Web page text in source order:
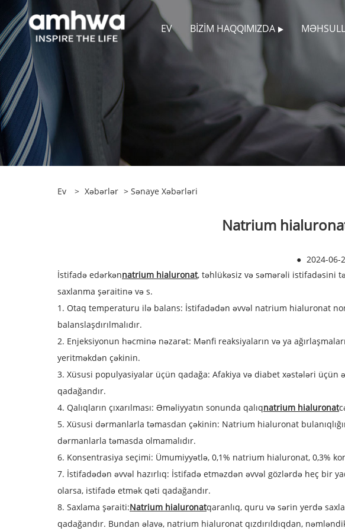
EV BIZIM HAQQIMIZDA
Ev > Xəbərlər > Sənaye Xəbərləri
Natrium
● 2024-06-
İstifadə edərkənnatrium hialuronat, təhlükəsiz və səmərəli istifadəsini
saxlanma şəraitinə və s.
1. Otaq temperaturu ilə balans: İstifadədən əvvəl natrium hialuronat
balanslaşdırılmalıdır.
2. Enjeksiyonun həcminə nəzarət: Mənfi reaksiyaların və ya
yeritməkdən çəkinin.
3. Xüsusi populyasiyalar üçün qadağa: Afakiya və diabet xəstələri
qadağandır.
4. Qalıqların çıxarılması: Əməliyyatın sonunda qalıqnatrium hialuronat
5. Xüsusi dərmanlarla təmasdan çəkinin: Natrium hialuronat
dərmanlarla təmasda olmamalıdır.
6. Konsentrasiya seçimi: Ümumiyyətlə, 0,1% natrium hialuronat, 0,3%
7. İstifadədən əvvəl hazırlıq: İstifadə etməzdən əvvəl gözlərdə heç bir
olarsa, istifadə etmək qəti qadağandır.
8. Saxlama şəraiti:Natrium hialuronatqaranlıq, quru və sərin yerdə
qadağandır. Bundan əlavə, natrium hialuronat qızdırıldıqdan,